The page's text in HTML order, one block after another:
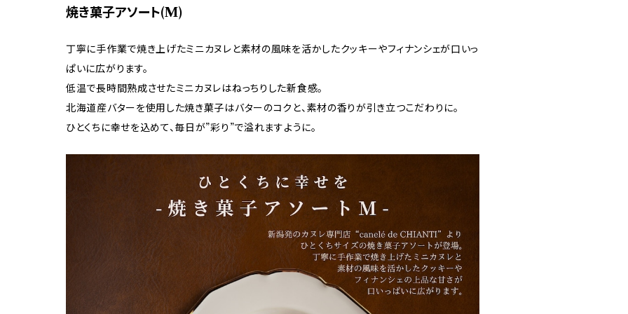
焼き菓子アソート(M)
丁寧に手作業で焼き上げたミニカヌレと素材の風味を活かしたクッキーやフィナンシェが口いっ
ぱいに広がります。
低温で長時間熟成させたミニカヌレはねっちりした新食感。
北海道産バターを使用した焼き菓子はバターのコクと、素材の香りが引き立つこだわりに。
ひとくちに幸せを込めて、毎日が”彩り”で溢れますように。